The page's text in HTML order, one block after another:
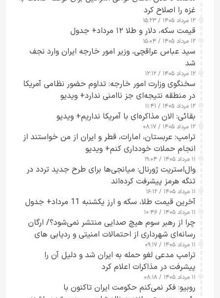
غزه را اصلاح کرد
۱۲ مرداد ۱۴۰۵ / ۱۵:۲۳
قیمت سکه، دلار و طلا ۱۲ مرداد+ جدول
۱۲ مرداد ۱۴۰۵ / ۱۵:۰۴
سید عباس عراقچی، وزیر امور خارجه ایران وارد نجف
شد
۱۲ مرداد ۱۴۰۵ / ۱۲:۱۲
سخنگوی وزارت امور خارجه: تداوم حضور نظامی آمریکا
در منطقه نتیجه‌ای جز ناامنی ندارد+ ویدیو
۱۲ مرداد ۱۴۰۵ / ۱۱:۴۱
بقائی: الان مذاکره‌ای با آمریکا نداریم+ ویدیو
۱۲ مرداد ۱۴۰۵ / ۰۸:۱۷
ترامپ: عربستان، امارات، قطر و ایران از من خواستند از
انجام حملات خودداری کنم+ ویدیو
۱۱ مرداد ۱۴۰۵ / ۱۹:۰۴
وال‌استریت ژورنال: میانجی‌ها برای طرح جدید تردد در
تنگه هرمز پیشرفت کرده‌اند
۱۱ مرداد ۱۴۰۵ / ۱۶:۱۲
آخرین قیمت طلا، سکه و ارز یکشنبه 11 مرداد+ جدول
۱۱ مرداد ۱۴۰۵ / ۱۰:۴۶
چرا از رهبر سوم هیچ صدایی منتشر نمی‌شود؟/ ارگان
رسانه‌ای شهرداری از احتمالات امنیتی و ردیابی های
جاسوسی گفت
۱۱ مرداد ۱۴۰۵ / ۰۹:۱۷
ترامپ مدعی لغو حمله به ایران شد و دلیل آن را
پیشرفت در مذاکرات اعلام کرد
۱۱ مرداد ۱۴۰۵ / ۰۸:۱۸
روبیو: فکر نمی‌کنم حکومت ایران تاکنون با